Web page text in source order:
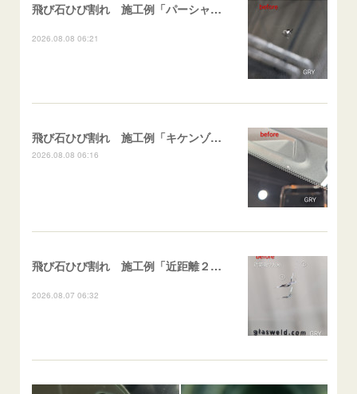
飛び石ひび割れ 施工例「パーシャル系・衝撃点範囲ハマカケ」エスティマ
2026.08.08 06:21
飛び石ひび割れ 施工例「キケンゾーン範囲・ストレートブレイク」フェアレディＺ
2026.08.08 06:16
飛び石ひび割れ 施工例「近距離２箇所・パーシャル系+ストレート系」CX-8
2026.08.07 06:32